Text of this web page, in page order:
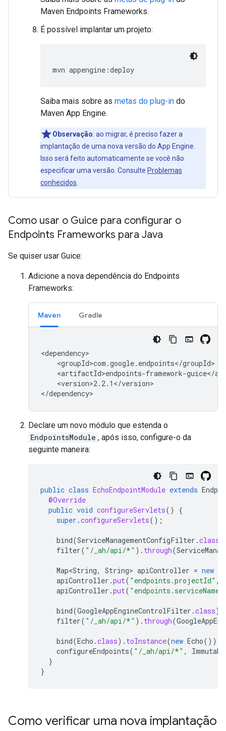
Maven Endpoints Frameworks.
É possível implantar um projeto:
mvn appengine:deploy
Saiba mais sobre as metas do plug-in do
Maven App Engine.
Observação: ao migrar, é preciso fazer a
implantação de uma nova versão do App Engine.
Isso será feito automaticamente se você não
especificar uma versão. Consulte Problemas
conhecidos
Como usar o Guice para configurar o
Endpoints Frameworks para Java
Se quiser usar Guice:
Adicione a nova dependência do Endpoints
Frameworks:
Maven Gradle
<version>2.2.1</version>
</dependency>
Declare um novo módulo que estenda o
EndpointsModule , após isso, configure-o da
seguinte maneira:
public class EchoEndpointModule extends
@Override
public void configureServlets()
{
super .configureServlets();
bind(ServiceManagementConfigFilter .class
filter( "/_ah/api/*" ). through(
Map<String, String> apiController = new
apiController .put( "endpoints.projectId" ,
apiController .put( "endpoints.serviceName"
bind(GoogleAppEngineControlFilter .class).
filter( "/_ah/api/*" ). through(
bind(Echo .class). toInstance(new Echo());
configureEndpoints( "/_ah/api/*" ,
}
}
Como verificar uma nova implantação